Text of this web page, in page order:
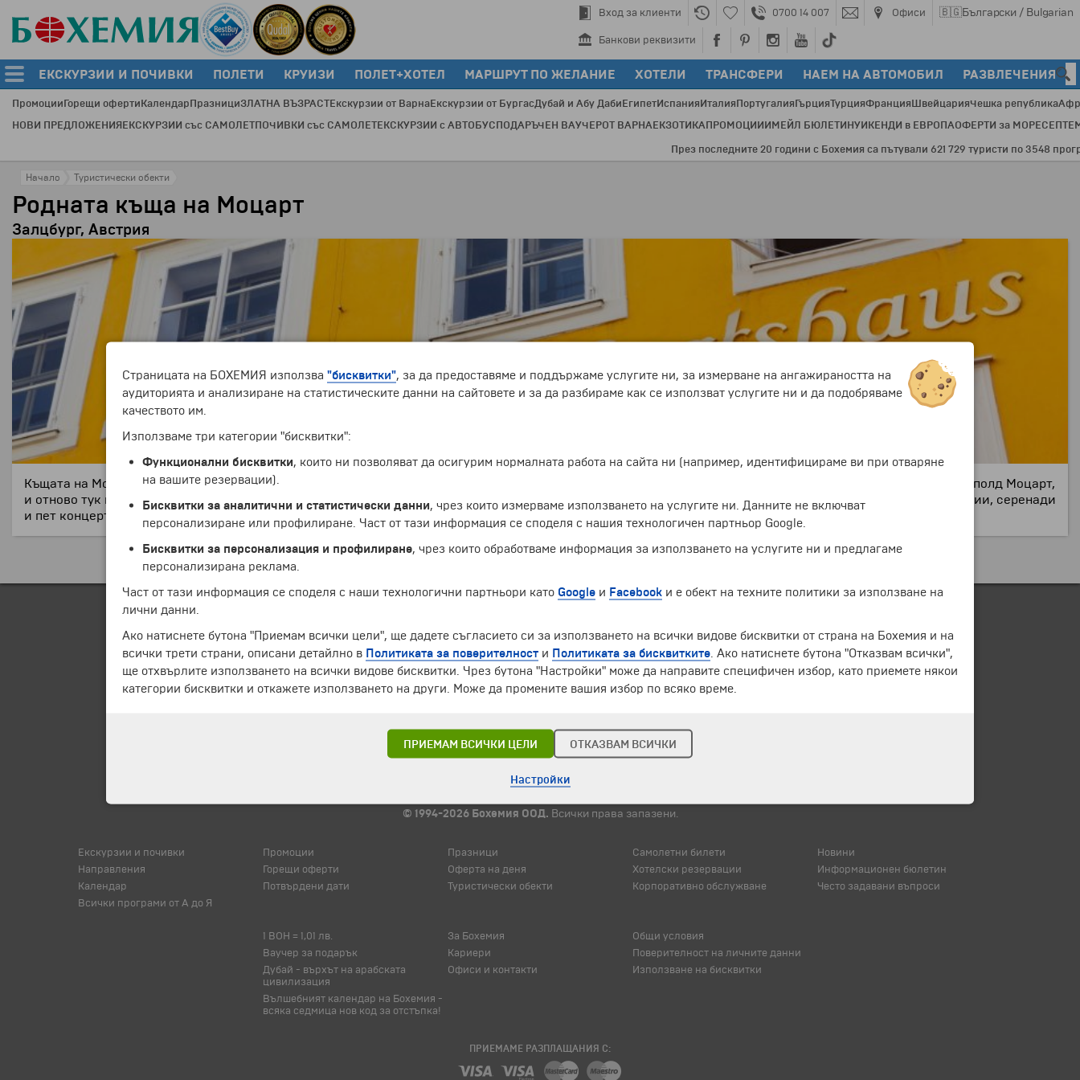
Вход за клиенти 0700 14 007 Офиси 🇧🇬Български / Bulgarian
Банкови реквизити
ЕКСКУРЗИИ И ПОЧИВКИ ПОЛЕТИ КРУИЗИ ПОЛЕТ+ХОТЕЛ МАРШРУТ ПО ЖЕЛАНИЕ ХОТЕЛИ ТРАНСФЕРИ НАЕМ НА АВТОМОБИЛ РАЗВЛЕЧЕНИЯ
ПромоцииГорещи офертиКалендарПразнициЗЛАТНА ВЪЗРАСТЕкскурзии от ВарнаЕкскурзии от БургасДубай и Абу ДабиЕгипетИспанияИталияПортугалияГърцияТурцияФранцияШвейцарияЧешка република
НОВИ ПРЕДЛОЖЕНИЯЕКСКУРЗИИ със САМОЛЕТПОЧИВКИ със САМОЛЕТЕКСКУРЗИИ с АВТОБУСПОДАРЪЧЕН ВАУЧЕРОТ ВАРНАЕКЗОТИКАПРОМОЦИИИМЕЙЛ БЮЛЕТИНУИКЕНДИ в ЕВРОПАОФЕРТИ за МОРЕ
През последните 20 години с Бохемия са пътували 621 729 туристи по 3548
Начало Туристически обекти
Родната къща на Моцарт
Залцбург, Австрия
Къщата на Моцарт се намира на „Гетрайдегасе“ – главната търговската улица на Залцбург. Тук от 1747 до 1773 г. е живяло семейството на музиканта Леополд Моцарт,
и отново тук на 27 януари 1756 г. се ражда седмото дете в семейството – Волфганг Амадеус Моцарт. Именно в тази къща той пише своите първи симфонии, серенади
и пет концерта за цигулка и пиано.
Екскурзии и почивки до Австрия »
ЧЛЕН НА
© 1994-2026 Бохемия ООД. Всички права запазени.
Екскурзии и почивки
Направления
Календар
Всички програми от А до Я
Промоции
Горещи оферти
Потвърдени дати
Празници
Оферта на деня
Туристически обекти
Самолетни билети
Хотелски резервации
Корпоративно обслужване
Новини
Информационен бюлетин
Често задавани въпроси
1 BOH = 1,01 лв.
Ваучер за подарък
Дубай - върхът на арабската
цивилизация
Вълшебният календар на Бохемия -
всяка седмица нов код за отстъпка!
За Бохемия
Кариери
Офиси и контакти
Общи условия
Поверителност на личните данни
Използване на бисквитки
ПРИЕМАМЕ РАЗПЛАЩАНИЯ С:
Страницата на БОХЕМИЯ използва "бисквитки", за да предоставяме и поддържаме услугите ни, за измерване на ангажираността на
аудиторията и анализиране на статистическите данни на сайтовете и за да разбираме как се използват услугите ни и да подобряваме
качеството им.
Използваме три категории "бисквитки":
Функционални бисквитки, които ни позволяват да осигурим нормалната работа на сайта ни (например, идентифицираме ви при отваряне
на вашите резервации).
Бисквитки за аналитични и статистически данни, чрез които измерваме използването на услугите ни. Данните не включват
персонализиране или профилиране. Част от тази информация се споделя с нашия технологичен партньор Google.
Бисквитки за персонализация и профилиране, чрез които обработваме информация за използването на услугите ни и предлагаме
персонализирана реклама.
Част от тази информация се споделя с наши технологични партньори като Google и Facebook и е обект на техните политики за използване на
лични данни.
Ако натиснете бутона "Приемам всички цели", ще дадете съгласието си за използването на всички видове бисквитки от страна на Бохемия и на
всички трети страни, описани детайлно в Политиката за поверителност и Политиката за бисквитките . Ако натиснете бутона "Отказвам всички",
ще отхвърлите използването на всички видове бисквитки. Чрез бутона "Настройки" може да направите специфичен избор, като приемете някои
категории бисквитки и откажете използването на други. Може да промените вашия избор по всяко време.
ПРИЕМАМ ВСИЧКИ ЦЕЛИ ОТКАЗВАМ ВСИЧКИ
Настройки